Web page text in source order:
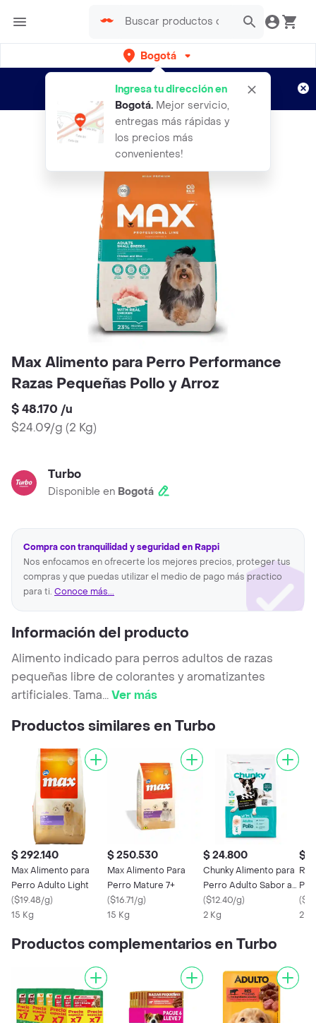
Bogotá
Ingresa tu dirección en
Bogotá. Mejor servicio,
entregas más rápidas y
los precios más
convenientes!
envíos gratis por semanas
Aplican TyC
Max Alimento para Perro Performance
Razas Pequeñas Pollo y Arroz
$ 48.170 /u
$24.09/g (2 Kg)
Turbo
Disponible en Bogotá
Compra con tranquilidad y seguridad en Rappi
Nos enfocamos en ofrecerte los mejores precios, proteger tus
compras y que puedas utilizar el medio de pago más practico
para ti. Conoce más...
Información del producto
Alimento indicado para perros adultos de razas
pequeñas libre de colorantes y aromatizantes
artificiales. Tama...Ver más
Productos similares en Turbo
$ 292.140
Max Alimento para
Perro Adulto Light
($19.48/g)
15 Kg
$ 250.530
Max Alimento Para
Perro Mature 7+
($16.71/g)
15 Kg
$ 24.800
Chunky Alimento para
Perro Adulto Sabor a
Pollo
($12.40/g)
2 Kg
$
(
2
Productos complementarios en Turbo